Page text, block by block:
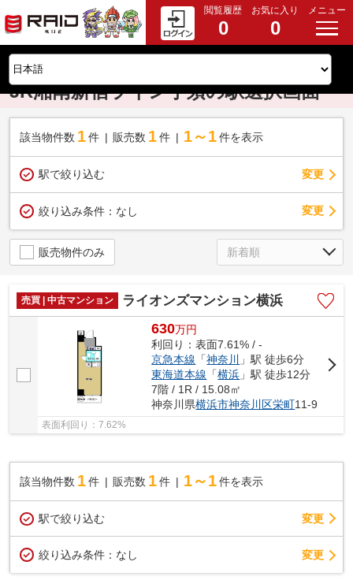
閲覧履歴
0
お気に入り
0
メニュー
JR湘南新宿ライン宇須の駅選択画面
該当物件数 1件 販売数 1 件 1～1 件を表示
駅で絞り込む 変更
絞り込み条件： なし 変更
販売物件のみ
売買 | 中古マンション ライオンズマンション横浜
630万円
利回り：表面7.61% / -
京急本線 「神奈川
」駅 徒歩6分
東海道本線 「横浜 」駅 徒歩12分
7階 / 1R / 15.08㎡
神奈川県横浜市神奈川区栄町11-9
表面利回り：7.62%
該当物件数 1件 販売数 1 件 1～1 件を表示
駅で絞り込む 変更
絞り込み条件： なし 変更